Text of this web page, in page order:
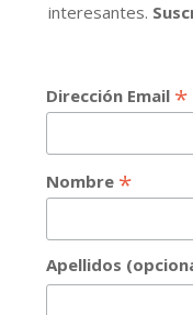
interesantes.
Dirección Email *
Nombre *
Apellidos